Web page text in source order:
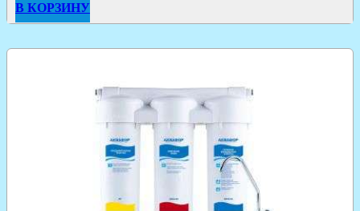
В КОРЗИНУ